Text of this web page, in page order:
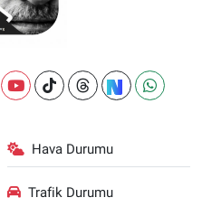
Hava Durumu
Trafik Durumu